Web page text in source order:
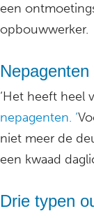
een
opbouwwerker.
‘Het heeft heel
nepagenten. ‘
niet meer de
een kwaad
Drie typen